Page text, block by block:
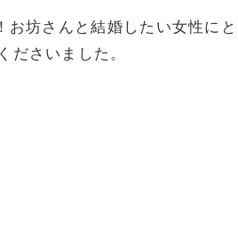
坊さんと結婚したい女性にと
ださいました。